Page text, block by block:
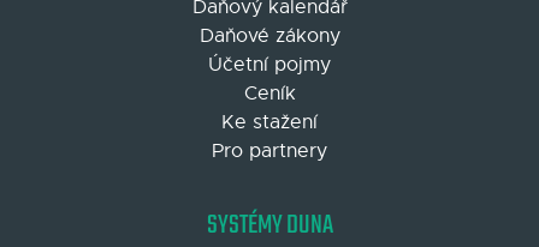
Daňový kalendář
Daňové zákony
Účetní pojmy
Ceník
Ke stažení
Pro partnery
SYSTÉMY DUNA